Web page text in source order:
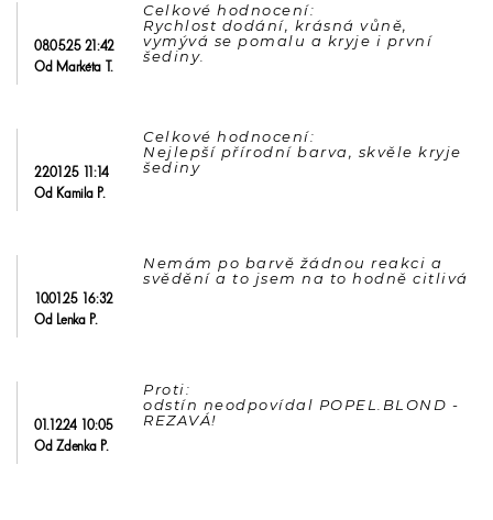
08.05.25 21:42
Od Markéta T.
Celkové hodnocení:
Rychlost dodání, krásná vůně,
vymývá se pomalu a kryje i první
22.01.25 11:14
Od Kamila P.
Celkové hodnocení:
Nejlepší přírodní barva, skvěle kryje
10.01.25 16:32
Od Lenka P.
Nemám po barvě žádnou reakci a
svědění a to jsem na to hodně citlivá
01.12.24 10:05
Od Zdenka P.
Proti:
odstín neodpovídal POPEL.BLOND -